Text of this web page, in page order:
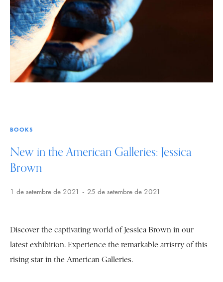
BOOKS
New in the American Galleries: Jessica
Brown
1 de setembre de 2021 25 de setembre de 2021
Discover the captivating world of Jessica Brown in our
latest exhibition. Experience the remarkable artistry of this
rising star in the American Galleries.